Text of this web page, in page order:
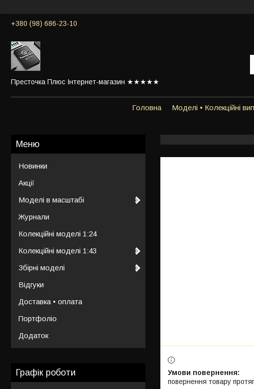
+380 (98) 686-23-10
Престочка Плюс Інтернет-магазин ★★★★★
Головна Моделі • Колекційні
повернення товару
Новинки
Акції
Моделі в масштабі
Журнали
Колекційні моделі 1:24
Колекційні моделі 1:43
Збірні моделі
Відгуки
Доставка • оплата
Портфоліо
Додаток
Графік роботи